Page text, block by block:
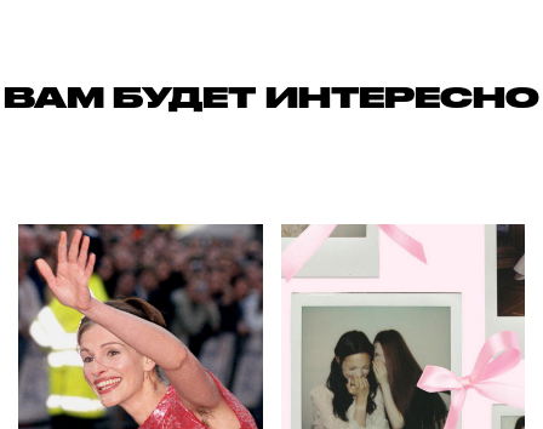
ВАМ БУДЕТ ИНТЕРЕСНО